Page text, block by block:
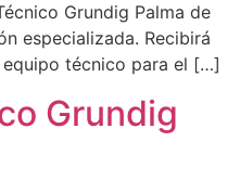
Grundig Palma de
especializada. Recibirá
técnico para el […]
Grundig